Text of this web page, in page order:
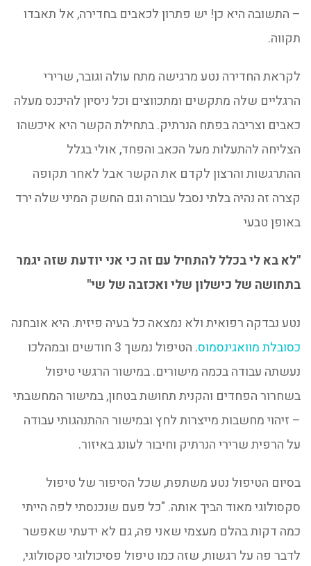
– התשובה היא כן! יש פתרון לכאבים בחדירה, אל תאבדו
תקווה.
לקראת החדירה נטע מרגישה מתח עולה וגובר, שרירי
הרגליים שלה מתקשים ומתכווצים וכל ניסיון להיכנס מעלה
כאבים וצריבה בפתח הנרתיק. בתחילת הקשר היא איכשהו
הצליחה להתעלות מעל הכאב והפחד, אולי בגלל
ההתרגשות והרצון לקדם את הקשר אבל לאחר תקופה
קצרה זה נהיה בלתי נסבל עבורה וגם החשק המיני שלה ירד
באופן טבעי
"לא בא לי בכלל להתחיל עם זה כי אני יודעת שזה יגמר
בתחושה של כישלון שלי ואכזבה של שי"
נטע נבדקה רפואית ולא נמצאה כל בעיה פיזית. היא אובחנה
כסובלת מוואגינסמוס
. הטיפול נמשך 3 חודשים ובמהלכו
נעשתה עבודה בכמה מישורים. במישור הרגשי טיפול
בשחרור הפחדים והקנית תחושת בטחון, במישור המחשבתי
– זיהוי מחשבות מייצרות לחץ ובמישור ההתנהגותי עבודה
על הרפית שרירי הנרתיק וחיבור לעונג באיזור.
בסיום הטיפול נטע משתפת, שכל הסיפור של טיפול
סקסולוגי מאוד הביך אותה. "כל פעם שנכנסתי לפה הייתי
כמה דקות בהלם מעצמי שאני פה, גם לא ידעתי שאפשר
לדבר פה על רגשות, שזה כמו טיפול פסיכולוגי סקסולוגי,